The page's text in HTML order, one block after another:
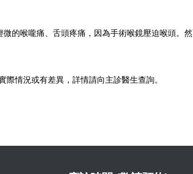
的喉嚨痛、舌頭疼痛，因為手術喉鏡壓迫喉頭。
際情況或有差異，詳情請向主診醫生查詢。